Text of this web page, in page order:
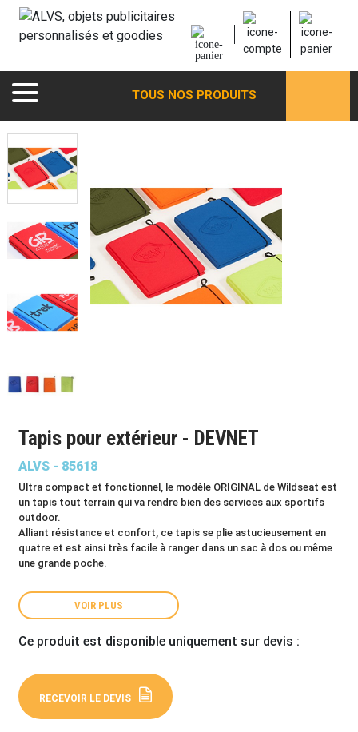
TOUS NOS PRODUITS
Tapis pour extérieur - DEVNET
ALVS - 85618
Ultra compact et fonctionnel, le modèle ORIGINAL de Wildseat est
un tapis tout terrain qui va rendre bien des services aux sportifs
outdoor.
Alliant résistance et confort, ce tapis se plie astucieusement en
quatre et est ainsi très facile à ranger dans un sac à dos ou même
une grande poche.
VOIR PLUS
Ce produit est disponible uniquement sur devis :
RECEVOIR LE DEVIS